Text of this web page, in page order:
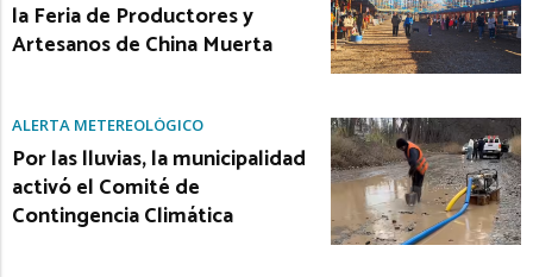
la Feria de Productores y
Artesanos de China Muerta
ALERTA METEREOLÓGICO
Por las lluvias, la municipalidad
activó el Comité de
Contingencia Climática